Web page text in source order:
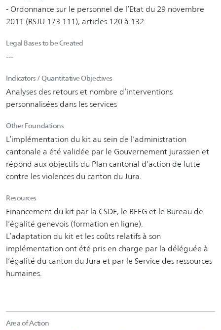
- Ordonnance sur le personnel de l’Etat du 29 novembre
2011 (RSJU 173.111), articles 120 à 132
Legal Bases to be Created
---
Indicators / Quantitative Objectives
Analyses des retours et nombre d’interventions
personnalisées dans les services
Other Foundations
L’implémentation du kit au sein de l’administration
cantonale a été validée par le Gouvernement jurassien et
répond aux objectifs du Plan cantonal d’action de lutte
contre les violences du canton du Jura.
Resources
Financement du kit par la CSDE, le BFEG et le Bureau de
l’égalité genevois (formation en ligne).
L’adaptation du kit et les coûts relatifs à son
implémentation ont été pris en charge par la déléguée à
l’égalité du canton du Jura et par le Service des ressources
humaines.
Area of Action